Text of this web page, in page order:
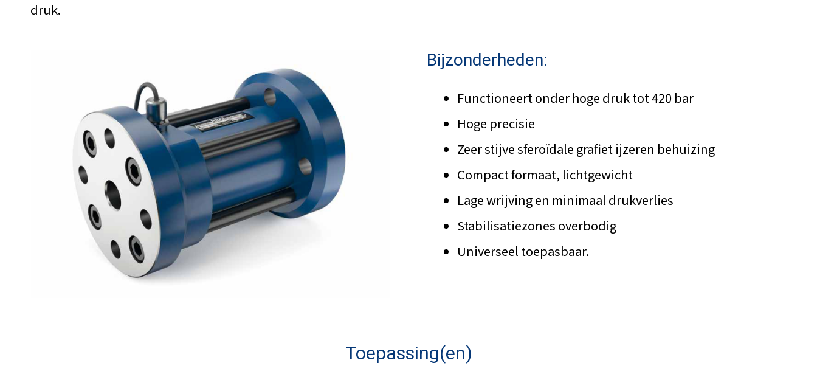
druk.
Bijzonderheden:
Functioneert onder hoge druk tot 420 bar
Hoge precisie
Zeer stijve sferoïdale grafiet ijzeren behuizing
Compact formaat, lichtgewicht
Lage wrijving en minimaal drukverlies
Stabilisatiezones overbodig
Universeel toepasbaar.
Toepassing(en)